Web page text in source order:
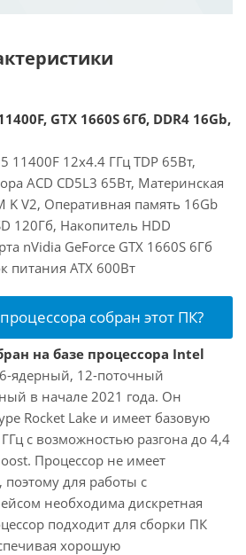
GTX 1660S 6Гб, DDR4 16Gb,
11400F 12x4.4 ГГц TDP 65Вт,
ACD CD5L3 65Вт, Материнская
K V2, Оперативная память 16Gb
120Гб, Накопитель HDD
nVidia GeForce GTX 1660S 6Гб
питания ATX 600Вт
собран этот ПК?
на базе процессора Intel
6-ядерный, 12-поточный
в начале 2021 года. Он
Rocket Lake и имеет базовую
с возможностью разгона до 4,4
Процессор не имеет
для работы с
необходима дискретная
подходит для сборки ПК
хорошую